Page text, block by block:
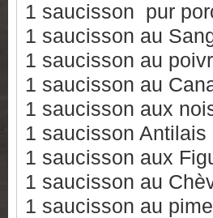
1 saucisson pur
1 saucisson au
1 saucisson au
1 saucisson au
1 saucisson aux
1 saucisson Antilais
1 saucisson aux
1 saucisson au
1 saucisson au